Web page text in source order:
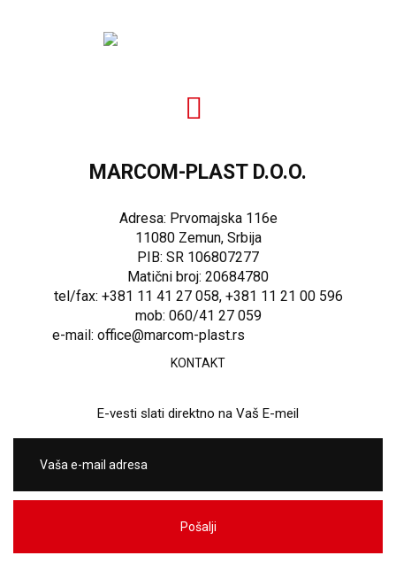
MARCOM-PLAST D.O.O.
Adresa: Prvomajska 116e
11080 Zemun, Srbija
PIB: SR 106807277
Matični broj: 20684780
tel/fax: +381 11 41 27 058, +381 11 21 00 596
mob: 060/41 27 059
e-mail: office@marcom-plast.rs
KONTAKT
E-vesti slati direktno na Vaš E-meil
Pošalji